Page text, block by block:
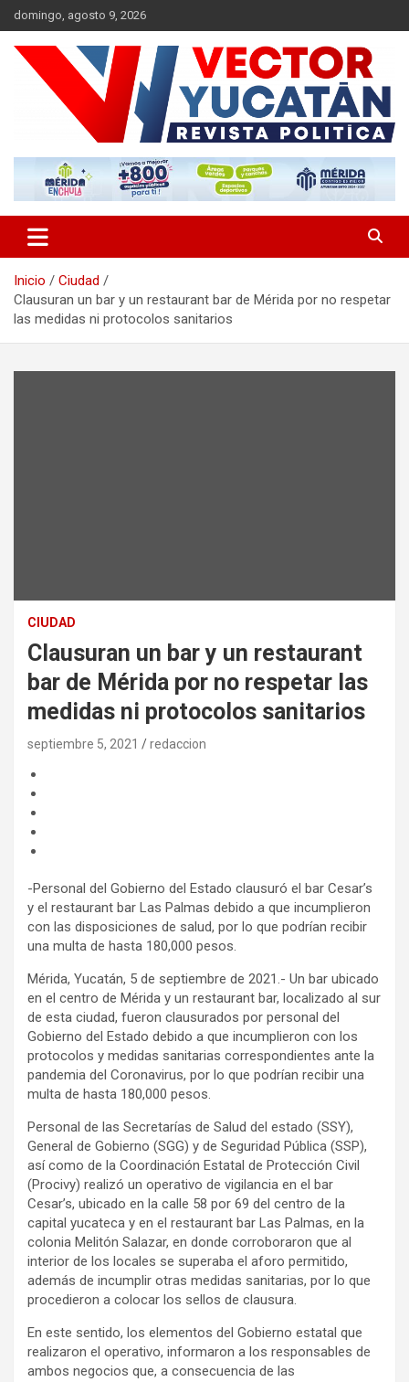
Saltar
al
contenido
domingo, agosto 9, 2026
Vector Yucatán
Inicio
Ciudad
Clausuran un bar y un restaurant bar de Mérida por no respetar
las medidas ni protocolos sanitarios
CIUDAD
Clausuran un bar y un restaurant
bar de Mérida por no respetar las
medidas ni protocolos sanitarios
septiembre 5, 2021 redaccion
-Personal del Gobierno del Estado clausuró el bar Cesar’s
y el restaurant bar Las Palmas debido a que incumplieron
con las disposiciones de salud, por lo que podrían recibir
una multa de hasta 180,000 pesos.
Mérida, Yucatán, 5 de septiembre de 2021.- Un bar ubicado
en el centro de Mérida y un restaurant bar, localizado al sur
de esta ciudad, fueron clausurados por personal del
Gobierno del Estado debido a que incumplieron con los
protocolos y medidas sanitarias correspondientes ante la
pandemia del Coronavirus, por lo que podrían recibir una
multa de hasta 180,000 pesos.
Personal de las Secretarías de Salud del estado (SSY),
General de Gobierno (SGG) y de Seguridad Pública (SSP),
así como de la Coordinación Estatal de Protección Civil
(Procivy) realizó un operativo de vigilancia en el bar
Cesar’s, ubicado en la calle 58 por 69 del centro de la
capital yucateca y en el restaurant bar Las Palmas, en la
colonia Melitón Salazar, en donde corroboraron que al
interior de los locales se superaba el aforo permitido,
además de incumplir otras medidas sanitarias, por lo que
procedieron a colocar los sellos de clausura.
En este sentido, los elementos del Gobierno estatal que
realizaron el operativo, informaron a los responsables de
ambos negocios que, a consecuencia de las